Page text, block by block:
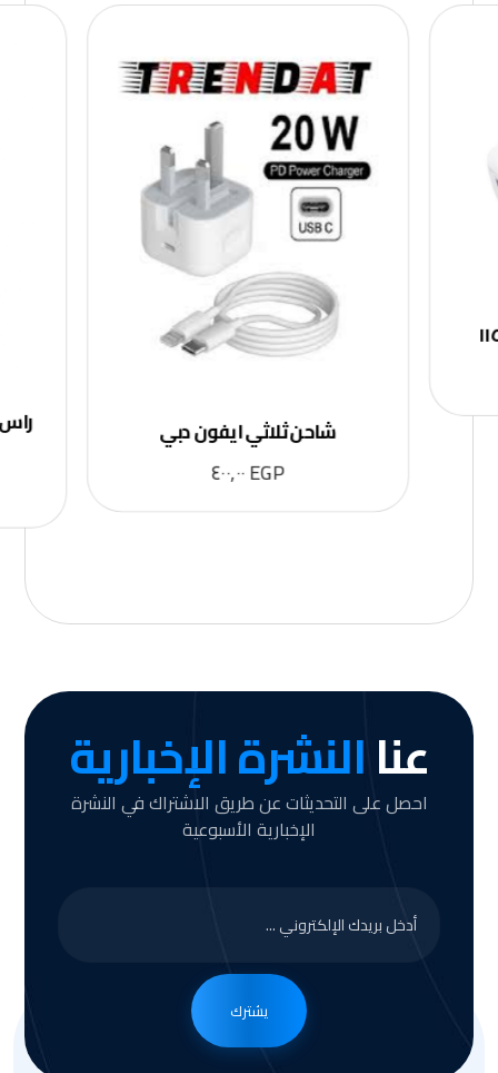
شاحن ثلاثي ايفون دبي
EGP
عناالنشرة الإخبارية
احصل على التحديثات عن طريق الاشتراك في النشرة
الإخبارية الأسبوعية
يشترك